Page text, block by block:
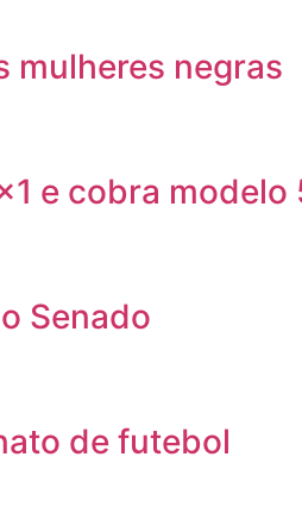
mulheres negras
e cobra modelo
Senado
de futebol